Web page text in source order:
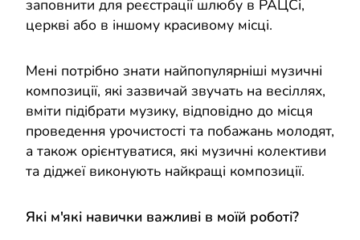
заповнити для реєстрації шлюбу в РАЦСі,
церкві або в іншому красивому місці.
Мені потрібно знати найпопулярніші музичні
композиції, які зазвичай звучать на весіллях,
вміти підібрати музику, відповідно до місця
проведення урочистості та побажань молодят,
а також орієнтуватися, які музичні колективи
та діджеї виконують найкращі композиції.
Які м'які навички важливі в моїй роботі?